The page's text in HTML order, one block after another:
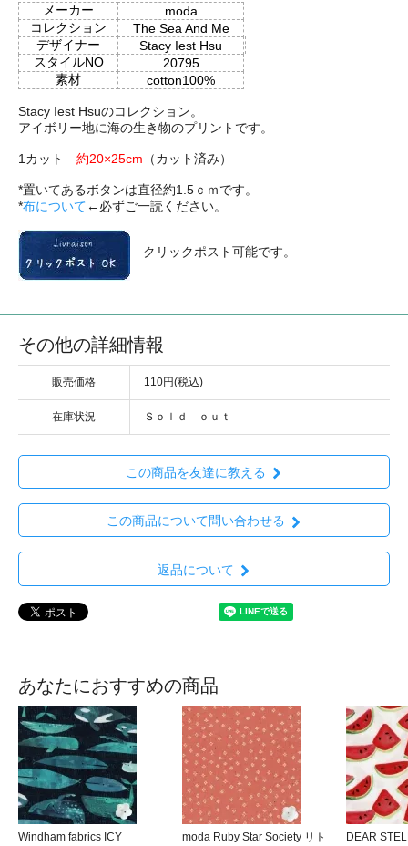
メーカー
moda
コレクション
The Sea And Me
デザイナー
Stacy Iest Hsu
スタイルNO
20795
素材
cotton100%
Stacy Iest Hsuのコレクション。
アイボリー地に海の生き物のプリントです。
1カット 約20×25cm （カット済み）
*置いてあるボタンは直径約1.5ｃｍです。
*布について ←必ずご一読ください。
クリックポスト可能です。
その他の詳細情報
販売価格 110円(税込)
在庫状況 Ｓｏｌｄ ｏｕｔ
この商品を友達に教える
この商品について問い合わせる
返品について
あなたにおすすめの商品
Windham fabrics ICY
moda Ruby Star Society リト
DEAR